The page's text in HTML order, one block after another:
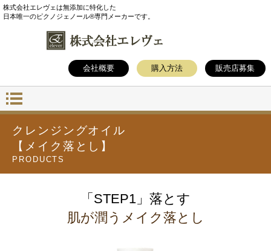
株式会社エレヴェは無添加に特化した
日本唯一のピクノジェノール®専門メーカーです。
会社概要 購入方法 販売店募集
クレンジングオイル
【メイク落とし】
PRODUCTS
「STEP1」落とす
肌が潤うメイク落とし